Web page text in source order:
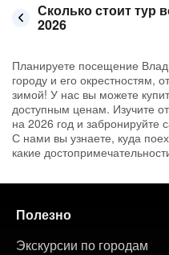
Сколько стоит тур
2026
Планируете посещение
городу и его окрестностям,
зимой! У нас вы можете
доступным ценам. Изучите
на 2026 год и
С нами вы узнаете, куда
какие
Полезно
Экскурсии по городам